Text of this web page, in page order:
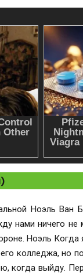
Ноэль
нами ничего
Ноэль
колледжа, но
когда выйду.